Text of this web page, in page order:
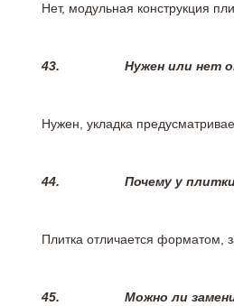
Нет, модульная конструкция
43. Нужен или нет
Нужен, укладка
44. Почему у
Плитка отличается форматом,
45. Можно ли